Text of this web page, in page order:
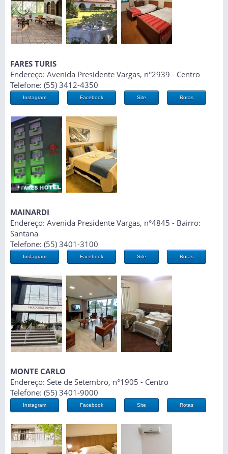
FARES TURIS
Endereço: Avenida Presidente Vargas, n°2939 - Centro
Telefone: (55) 3412-4350
Instagram Facebook Site Rotas
MAINARDI
Endereço: Avenida Presidente Vargas, n°4845 - Bairro:
Santana
Telefone: (55) 3401-3100
Instagram Facebook Site Rotas
MONTE CARLO
Endereço: Sete de Setembro, n°1905 - Centro
Telefone: (55) 3401-9000
Instagram Facebook Site Rotas